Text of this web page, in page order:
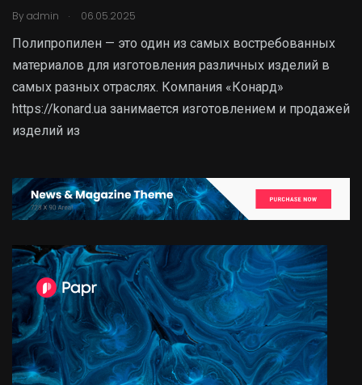
By admin . 06.05.2025
Полипропилен — это один из самых востребованных
материалов для изготовления различных изделий в
самых разных отраслях. Компания «Конард»
https://konard.ua занимается изготовлением и продажей
изделий из